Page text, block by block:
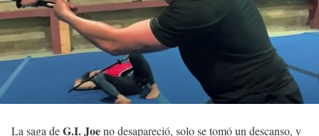
La saga deG.I. Joeno desapareció, solo se tomó un descanso, y